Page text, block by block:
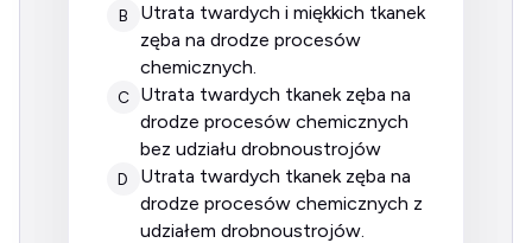
B
utrata twardych i miękkich tkanek
zęba na drodze procesów
chemicznych.
C
utrata twardych tkanek zęba na
drodze procesów chemicznych
bez udziału drobnoustrojów
D
utrata twardych tkanek zęba na
drodze procesów chemicznych z
udziałem drobnoustrojów.